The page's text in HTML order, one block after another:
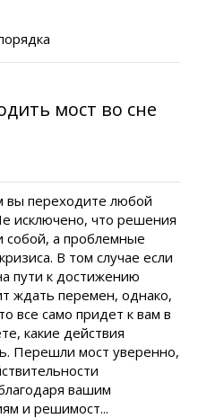
мост во сне
вы переходите любой
исключено, что решения
собой, а проблемные
В том случае если
пути к достижению
ждать перемен, однако,
все само придет к вам в
какие действия
Перешли мост уверенно,
вашим
и решимост...